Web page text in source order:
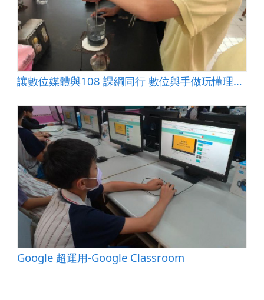
讓數位媒體與108 課綱同行 數位與手做玩懂理化「氧化還原」
Google 超運用-Google Classroom